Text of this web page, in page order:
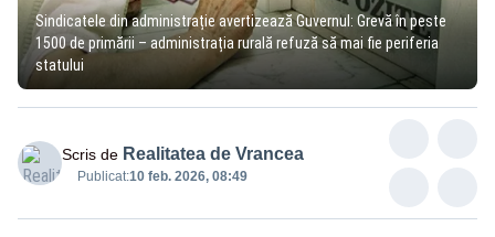
Sindicatele din administrație avertizează Guvernul: Grevă în peste
1500 de primării – administrația rurală refuză să mai fie periferia
statului
Scris de Realitatea de Vrancea
Publicat:10 feb. 2026, 08:49